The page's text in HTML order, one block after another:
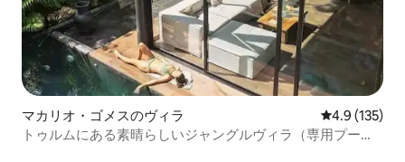
マカリオ・ゴメスのヴィラ レビュー135
4.9 (135)
トゥルムにある素晴らしいジャングルヴィラ（専用プール